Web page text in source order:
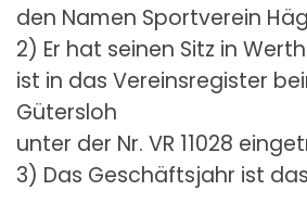
den Namen Sportverein
2) Er hat seinen Sitz in
ist in das Vereinsregister
Gütersloh
unter der Nr. VR 11028
3) Das Geschäftsjahr ist